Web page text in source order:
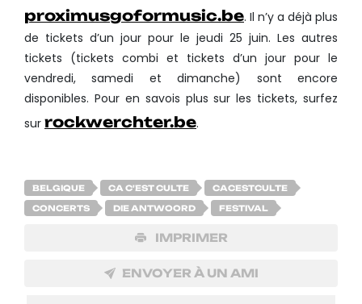
proximusgoformusic.be. Il n’y a déjà plus
de tickets d’un jour pour le jeudi 25 juin. Les autres
tickets (tickets combi et tickets d’un jour pour le
vendredi, samedi et dimanche) sont encore
disponibles. Pour en savois plus sur les tickets, surfez
sur rockwerchter.be.
BELGIQUE CA C'EST CULTE CACESTCULTE
CONCERTS DIE ANTWOORD FESTIVAL
IMPRIMER
ENVOYER À UN AMI